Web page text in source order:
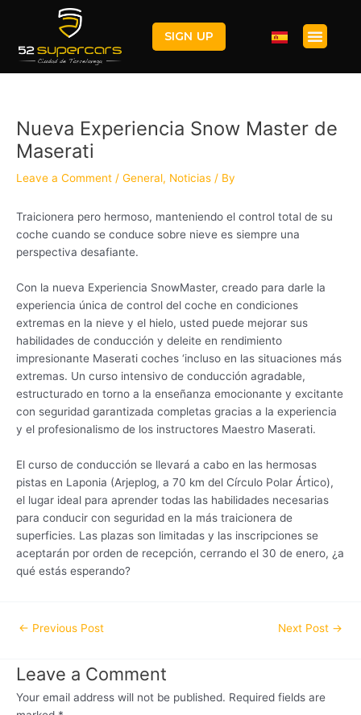
content
SIGN UP Menu
Nueva Experiencia Snow Master de
Maserati
Leave a Comment / General, Noticias / By
Traicionera pero hermoso, manteniendo el control total de su
coche cuando se conduce sobre nieve es siempre una
perspectiva desafiante.
Con la nueva Experiencia SnowMaster, creado para darle la
experiencia única de control del coche en condiciones
extremas en la nieve y el hielo, usted puede mejorar sus
habilidades de conducción y deleite en rendimiento
impresionante Maserati coches ‘incluso en las situaciones más
extremas. Un curso intensivo de conducción agradable,
estructurado en torno a la enseñanza emocionante y excitante
con seguridad garantizada completas gracias a la experiencia
y el profesionalismo de los instructores Maestro Maserati.
El curso de conducción se llevará a cabo en las hermosas
pistas en Laponia (Arjeplog, a 70 km del Círculo Polar Ártico),
el lugar ideal para aprender todas las habilidades necesarias
para conducir con seguridad en la más traicionera de
superficies. Las plazas son limitadas y las inscripciones se
aceptarán por orden de recepción, cerrando el 30 de enero, ¿a
qué estás esperando?
← Previous Post Next Post →
Leave a Comment
Your email address will not be published. Required fields are